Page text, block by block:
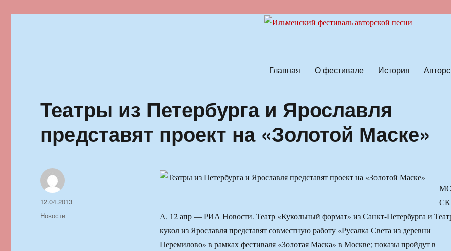
Главная О фестивале История
Театры из Петербурга и Ярославля
представят проект на «Золотой Маске»
А, 12 апр — РИА Новости. Театр «Кукольный формат» из Санкт-Петербурга и
кукол из Ярославля представят совместную работу «Русалка Света из деревни
Перемилово» в рамках фестиваля «Золотая Маска» в Москве; показы пройдут в
Автор
Опубликовано
12.04.2013
Рубрики
Новости